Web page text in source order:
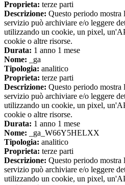
Proprieta: terze parti
Descrizione: Questo periodo
servizio può archiviare e/o leggere
utilizzando un cookie, un pixel,
cookie o altre risorse.
Durata: 1 anno 1 mese
Nome: _ga
Tipologia: analitico
Proprieta: terze parti
Descrizione: Questo periodo
servizio può archiviare e/o leggere
utilizzando un cookie, un pixel,
cookie o altre risorse.
Durata: 1 anno 1 mese
Nome: _ga_W66Y5HELXX
Tipologia: analitico
Proprieta: terze parti
Descrizione: Questo periodo
servizio può archiviare e/o leggere
utilizzando un cookie, un pixel,